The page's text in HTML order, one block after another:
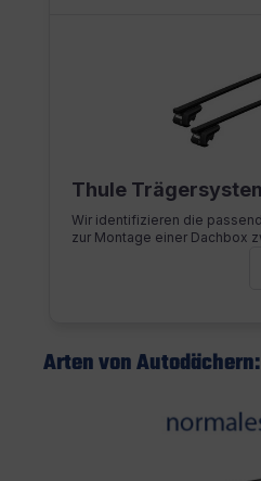
Arten von Autodächern: